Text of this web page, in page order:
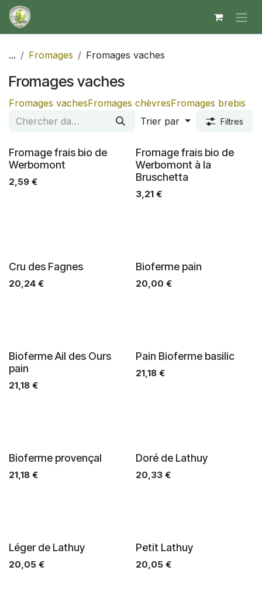
Se rendre au contenu
... Fromages Fromages vaches
Fromages vaches
Fromages vachesFromages chèvresFromages brebis
Trier par
Filtres
Fromage frais bio de
Werbomont
2,59 €
Fromage frais bio de
Werbomont à la
Bruschetta
3,21€
Cru des Fagnes
20,24 €
Bioferme pain
20,00 €
Bioferme Ail des Ours
pain
21,18 €
Pain Bioferme basilic
21,18€
Bioferme provençal
21,18 €
Doré de Lathuy
20,33€
Léger de Lathuy
20,05 €
Petit Lathuy
20,05€